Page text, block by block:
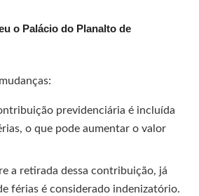
o Palácio do Planalto de
previdenciária é incluída
o que pode aumentar o valor
a retirada dessa contribuição, já
férias é considerado indenizatório.